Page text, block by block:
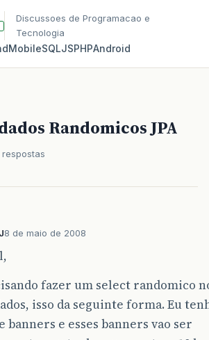
Discussoes de Programacao e
Tecnologia
MobileSQLJSPHPAndroid
Randomicos JPA
respostas
8 de maio de 2008
fazer um select randomico
isso da seguinte forma. Eu
banners e esses banners vao ser